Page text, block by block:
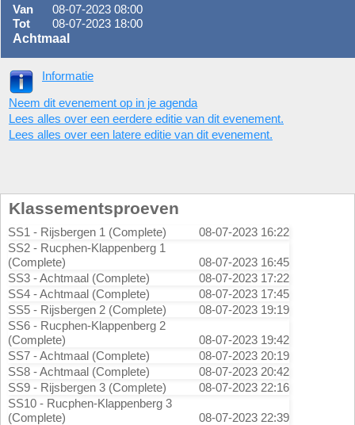
Van
08-07-2023 08:00
Tot
08-07-2023 18:00
Achtmaal
Informatie
Neem dit evenement op in je agenda
Lees alles over een eerdere editie van dit evenement.
Lees alles over een latere editie van dit evenement.
Klassementsproeven
SS1 - Rijsbergen 1 (Complete)
08-07-2023 16:22
SS2 - Rucphen-Klappenberg 1
(Complete)
08-07-2023 16:45
SS3 - Achtmaal (Complete)
08-07-2023 17:22
SS4 - Achtmaal (Complete)
08-07-2023 17:45
SS5 - Rijsbergen 2 (Complete)
08-07-2023 19:19
SS6 - Rucphen-Klappenberg 2
(Complete)
08-07-2023 19:42
SS7 - Achtmaal (Complete)
08-07-2023 20:19
SS8 - Achtmaal (Complete)
08-07-2023 20:42
SS9 - Rijsbergen 3 (Complete)
08-07-2023 22:16
SS10 - Rucphen-Klappenberg 3
(Complete)
08-07-2023 22:39